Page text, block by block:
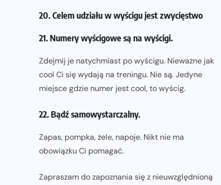
20. Celem udziału w wyścigu jest zwycięstwo
21. Numery wyścigowe są na wyścigi.
Zdejmij je natychmiast po wyścigu. Nieważne jak
cool Ci się wydają na treningu. Nie są. Jedyne
miejsce gdzie numer jest cool, to wyścig.
22. Bądź samowystarczalny.
Zapas, pompka, żele, napoje. Nikt nie ma
obowiązku Ci pomagać.
Zapraszam do zapoznania się z nieuwzględnioną